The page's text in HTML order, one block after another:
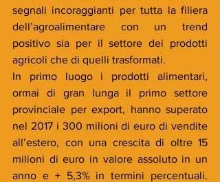
segnali incoraggianti per tutta la filiera
dell’agroalimentare con un trend
positivo sia per il settore dei prodotti
agricoli che di quelli trasformati.
In primo luogo i prodotti alimentari,
ormai di gran lunga il primo settore
provinciale per export, hanno superato
nel 2017 i 300 milioni di euro di vendite
all’estero, con una crescita di oltre 15
milioni di euro in valore assoluto in un
anno e + 5,3% in termini percentuali.